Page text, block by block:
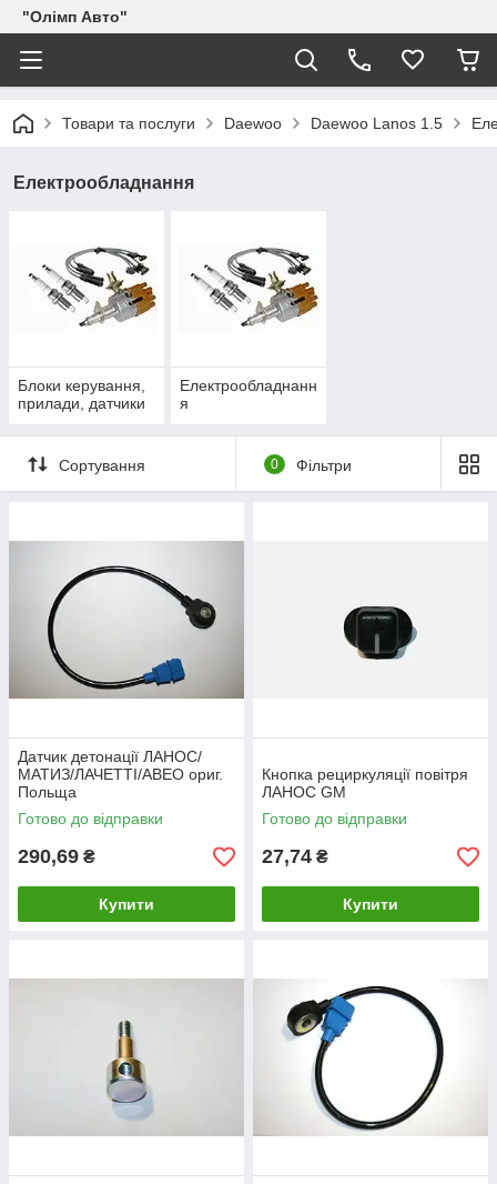
"Олімп Авто"
Товари та послуги Daewoo Daewoo Lanos 1.5
Електрообладнання
Блоки керування,
прилади, датчики
Електрообладнанн
я
Сортування 0 Фільтри
Датчик детонації ЛАНОС/
МАТИЗ/ЛАЧЕТТІ/АВЕО ориг.
Польща
Готово до відправки
290,69 ₴
Купити
Кнопка рециркуляції повітря
ЛАНОС GM
Готово до відправки
27,74 ₴
Купити